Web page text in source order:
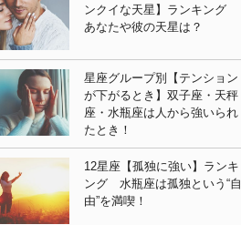
ンクイな天星】ランキング
あなたや彼の天星は？
星座グループ別【テンション
が下がるとき】双子座・天秤
座・水瓶座は人から強いられ
たとき！
12星座【孤独に強い】ランキ
ング 水瓶座は孤独という“自
由”を満喫！